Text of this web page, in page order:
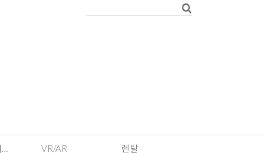
EVENT · 기획전 및 이벤트 VR/AR 렌탈